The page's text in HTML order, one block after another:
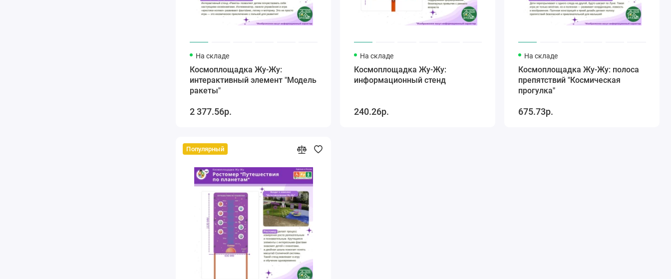
На складе
Космоплощадка Жу-Жу:
интерактивный элемент "Модель
ракеты"
2 377.56р.
На складе
Космоплощадка Жу-Жу:
информационный стенд
240.26р.
На складе
Космоплощадка Жу-Жу: полоса
препятствий "Космическая
прогулка"
675.73р.
Популярный